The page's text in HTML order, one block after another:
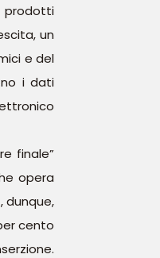
prodotti
un
e del
i dati
finale”
opera
dunque,
cento